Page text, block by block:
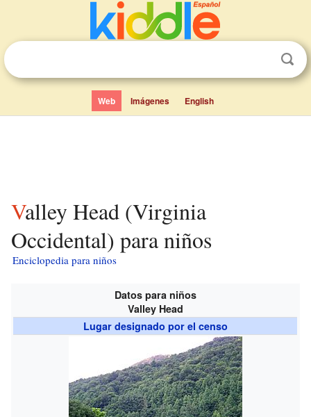
Web Imágenes English
Valley Head (Virginia
Occidental) para niños
Enciclopedia para niños
Datos para niños
Valley Head
Lugar designado por el censo